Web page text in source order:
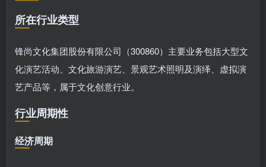
所在行业类型
锋尚文化集团股份有限公司（300860）主要业务包括大型文
化演艺活动、文化旅游演艺、景观艺术照明及演绎、虚拟演
艺产品等，属于文化创意行业。
行业周期性
经济周期